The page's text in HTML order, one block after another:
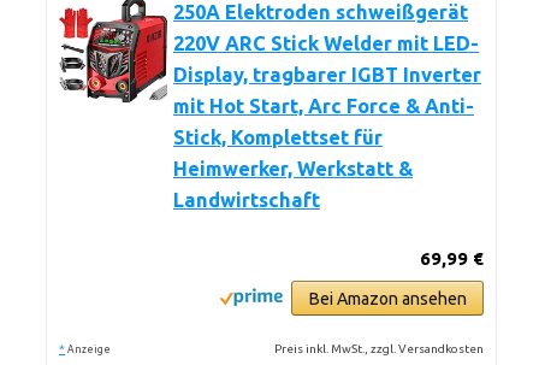
250A Elektroden schweißgerät
220V ARC Stick Welder mit LED-
Display, tragbarer IGBT Inverter
mit Hot Start, Arc Force & Anti-
Stick, Komplettset für
Heimwerker, Werkstatt &
Landwirtschaft
69,99 €
Bei Amazon ansehen
* Anzeige Preis inkl. MwSt., zzgl. Versandkosten